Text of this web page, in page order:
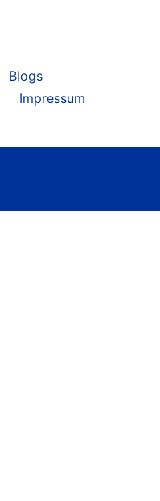
Blogs
Impressum